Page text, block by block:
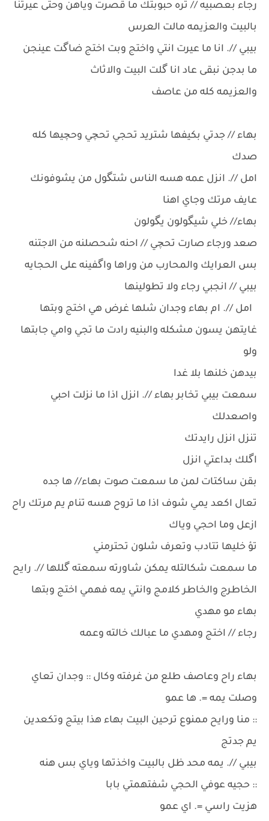
رجاء بعصبيه // تره حبوبتك ما قصرت وياهن وحتى عيرتنا
بالبيت والعزيمه مالت العرس
بيبي //. انا ما عيرت انتي واختج وبت اختج ضاگت عينجن
ما بدجن نبقى عاد انا گلت البيت والاثاث
والعزيمه كله من عاصف
بهاء // جدتي بكيفها شتريد تحجي تحچي وحچيها كله
صدك
امل //. انزل عمه هسه الناس شتگول من يشوفونك
عايف مرتك وجاي اهنا
بهاء// خلي شيگولون يگولون
صعد ورجاء صارت تحچي // احنه شحصلنه من الاجتنه
بس العرايك والمحارب من وراها واگفينه على الحجايه
بيبي // انجبي رجاء ولا تطولينها
امل //. ام بهاء وجدان شلها غرض هي اختج وبتها
غايتهن يسون مشكله والبنيه رادت ما تجي وامي جابتها
ولو
بيدهن خلنها بلا غدا
سمعت بيبي تخابر بهاء //. انزل اذا ما نزلت احبي
واصعدلك
تنزل انزل رايدتك
اگلك بداعتي انزل
بقن ساكتات لمن ما سمعت صوت بهاء// ها جده
تعال اكعد يمي شوف اذا ما تروح هسه تنام يم مرتك راح
ازعل وما احجي وياك
تؤ خليها تتادب وتعرف شلون تحترمني
ما سمعت شكالتله يمكن شاورته سمعته گللها //. رايح
الخاطرج والخاطر كلامج وانتي يمه فهمي اختج وبتها
بهاء مو مهدي
رجاء // اختج ومهدي ما عبالك خالته وعمه
بهاء راح وعاصف طلع من غرفته وكال :: وجدان تعاي
وصلت يمه =. ها عمو
:: منا ورايح ممنوع ترحين البيت بهاء هذا بيتج وتكعدين
يم جدتج
بيبي //. يمه محد ظل بالبيت واخذتها وياي بس هنه
:: حجيه عوفي الحجي شفتهمتي بابا
هزيت راسي =. اي عمو